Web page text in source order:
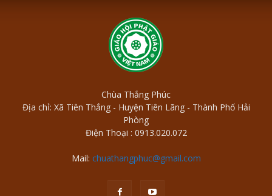
Chùa Thắng Phúc
Địa chỉ: Xã Tiên Thắng - Huyện Tiên Lãng - Thành Phố Hải
Phòng
Điện Thoại : 0913.020.072
Mail: chuathangphuc@gmail.com